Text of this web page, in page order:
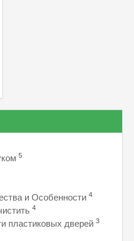
5
и Особенности 4
4
пластиковых дверей 3